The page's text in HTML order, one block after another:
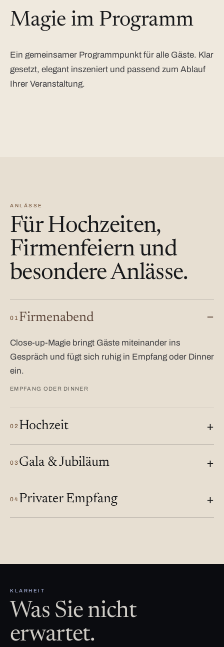
Magie im Programm
Ein gemeinsamer Programmpunkt für alle Gäste. Klar
gesetzt, elegant inszeniert und passend zum Ablauf
Ihrer Veranstaltung.
ANLÄSSE
Für Hochzeiten,
Firmenfeiern und
besondere Anlässe.
01 Firmenabend
Close-up-Magie bringt Gäste miteinander ins
Gespräch und fügt sich ruhig in Empfang oder Dinner
ein.
EMPFANG ODER DINNER
02 Hochzeit
03 Gala & Jubiläum
04 Privater Empfang
KLARHEIT
Was Sie nicht
erwartet.